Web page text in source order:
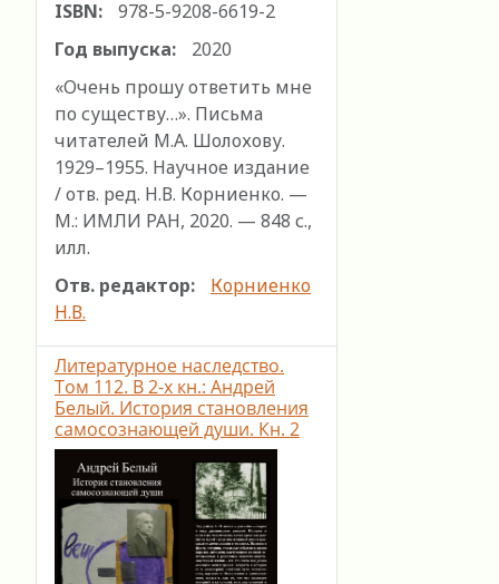
ISBN:
978-5-9208-6619-2
Год выпуска:
2020
«Очень прошу ответить мне
по существу…». Письма
читателей М.А. Шолохову.
1929–1955. Научное издание
/ отв. ред. Н.В. Корниенко. —
М.: ИМЛИ РАН, 2020. — 848 с.,
илл.
Отв. редактор:
Корниенко
Н.В.
Литературное наследство.
Том 112. В 2-х кн.: Андрей
Белый. История становления
самосознающей души. Кн. 2